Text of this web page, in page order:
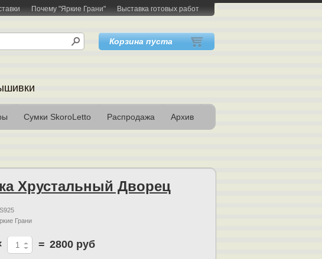
Почему "Яркие Грани"
Выставка готовых работ
Корзина пуста
Сумки SkoroLetto Распродажа Архив
Хрустальный Дворец
Грани
= 2800 руб